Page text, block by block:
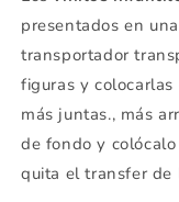
presentados en
transportador
figuras y colocarlas
más juntas., más
de fondo y
quita el transfer de